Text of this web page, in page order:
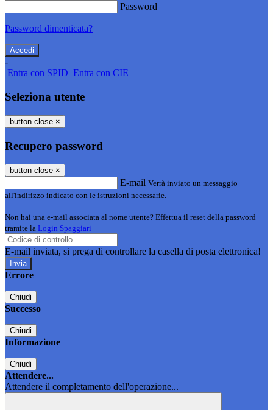
Password
Password dimenticata?
-
Entra con SPID Entra con CIE
Seleziona utente
button close ×
Recupero password
button close ×
E-mail Verrà inviato un messaggio
all'indirizzo indicato con le istruzioni necessarie.
Non hai una e-mail associata al nome utente? Effettua il reset della password
tramite la Login Spaggiari
E-mail inviata, si prega di controllare la casella di posta elettronica!
Errore
Chiudi
Successo
Chiudi
Informazione
Chiudi
Attendere...
Attendere il completamento dell'operazione...